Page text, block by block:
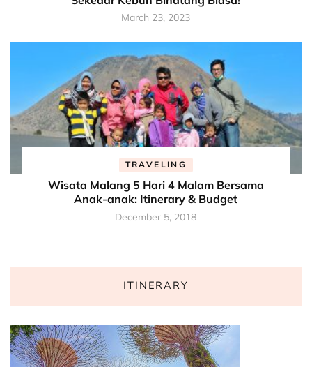
March 23, 2023
TRAVELING
Wisata Malang 5 Hari 4 Malam Bersama
Anak-anak: Itinerary & Budget
December 5, 2018
ITINERARY